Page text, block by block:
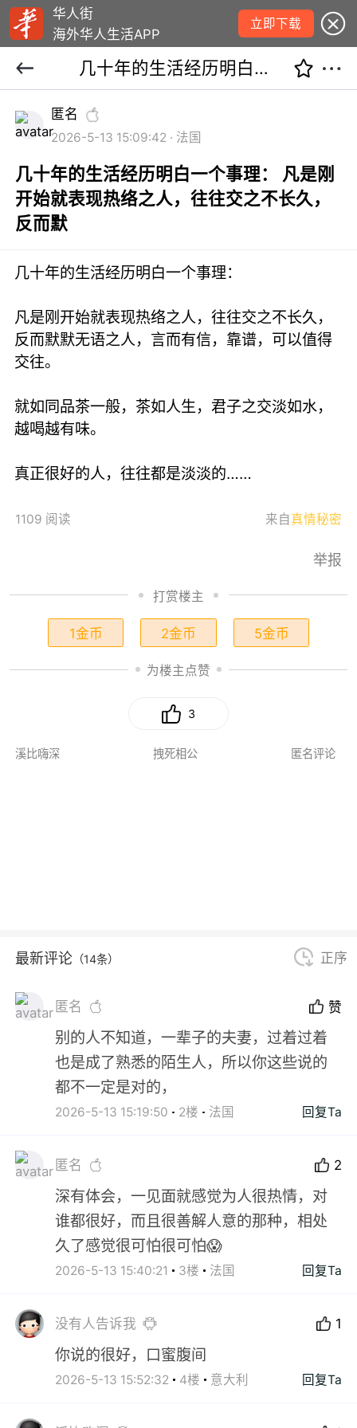
华人街
海外华人生活APP
立即下载
几十年的生活经历明白一个事理： 凡是刚开始就表现热络之人，往往交之不长久，反而默
匿名
2026-5-13 15:09:42 · 法国
几十年的生活经历明白一个事理： 凡是刚
开始就表现热络之人，往往交之不长久，
反而默
几十年的生活经历明白一个事理：
凡是刚开始就表现热络之人，往往交之不长久，
反而默默无语之人，言而有信，靠谱，可以值得
交往。
就如同品茶一般，茶如人生，君子之交淡如水，
越喝越有味。
​真正很好的人，往往都是淡淡的……
1109 阅读 来自真情秘密
举报
打赏楼主
1金币 2金币 5金币
为楼主点赞
3
溪比嗨深 拽死相公 匿名评论
最新评论 （14条） 正序
匿名 赞
别的人不知道，一辈子的夫妻，过着过着
也是成了熟悉的陌生人，所以你这些说的
都不一定是对的，
2026-5-13 15:19:50 2楼 法国 回复Ta
匿名 2
深有体会，一见面就感觉为人很热情，对
谁都很好，而且很善解人意的那种，相处
久了感觉很可怕很可怕😱
2026-5-13 15:40:21 3楼 法国 回复Ta
没有人告诉我 1
你说的很好，口蜜腹间
2026-5-13 15:52:32 4楼 意大利 回复Ta